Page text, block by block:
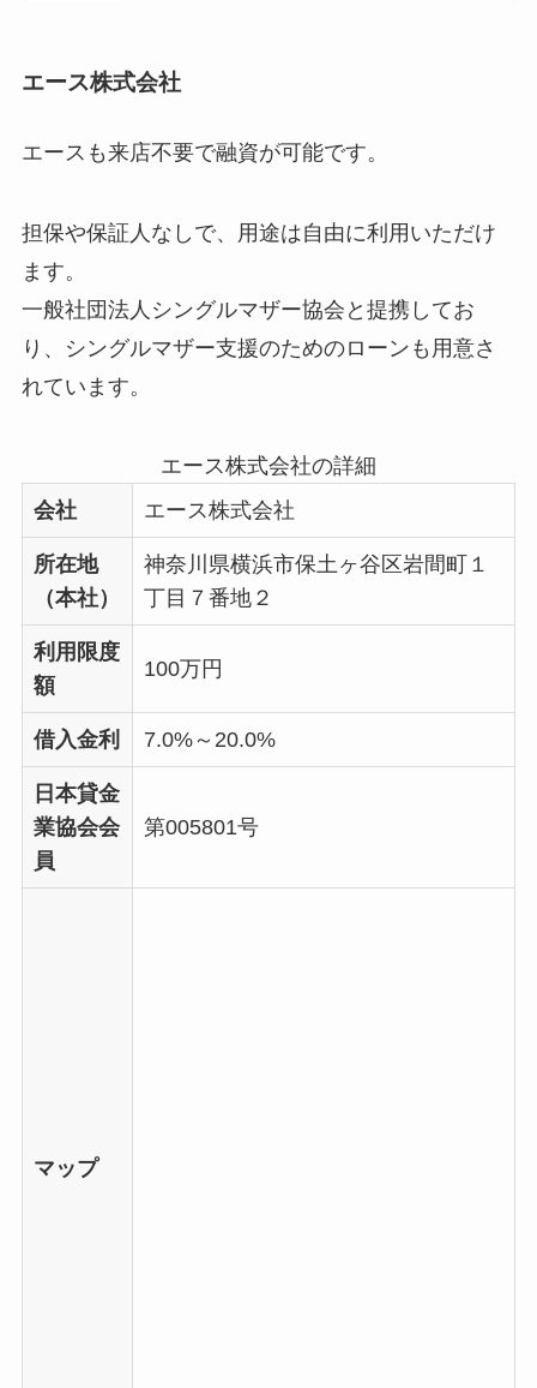
エース株式会社
エースも来店不要で融資が可能です。
担保や保証人なしで、用途は自由に利用いただけ
ます。
一般社団法人シングルマザー協会と提携してお
り、シングルマザー支援のためのローンも用意さ
れています。
エース株式会社の詳細
会社
エース株式会社
所在地
（本社）
神奈川県横浜市保土ヶ谷区岩間町１
丁目７番地２
利用限度
額
100万円
借入金利 7.0%～20.0%
日本貸金
業協会会
員
第005801号
マップ